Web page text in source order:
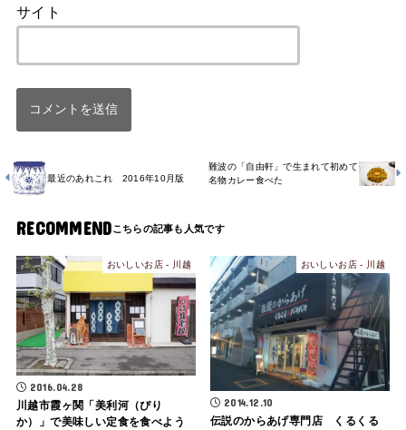
サイト
最近のあれこれ 2016年10月版
難波の「自由軒」で生まれて初めて
名物カレー食べた
RECOMMEND
おいしいお店 - 川越
2016.04.28
川越市霞ヶ関「美利河（ぴり
か）」で美味しい定食を食べよう
おいしいお店 - 川越
2014.12.10
伝説のからあげ専門店 くるくる